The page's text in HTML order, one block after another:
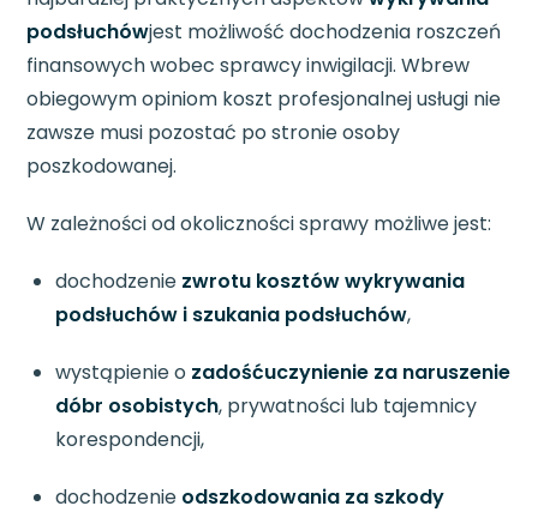
podsłuchówjest możliwość dochodzenia roszczeń
finansowych wobec sprawcy inwigilacji. Wbrew
obiegowym opiniom koszt profesjonalnej usługi nie
zawsze musi pozostać po stronie osoby
poszkodowanej.
W zależności od okoliczności sprawy możliwe jest:
dochodzenie zwrotu kosztów wykrywania
podsłuchów i szukania podsłuchów,
wystąpienie o zadośćuczynienie za naruszenie
dóbr osobistych, prywatności lub tajemnicy
korespondencji,
dochodzenie odszkodowania za szkody